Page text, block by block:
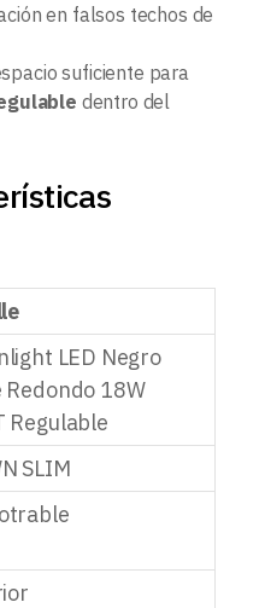
en falsos techos de
suficiente para
dentro del
LED Negro
Redondo 18W
Regulable
SLIM